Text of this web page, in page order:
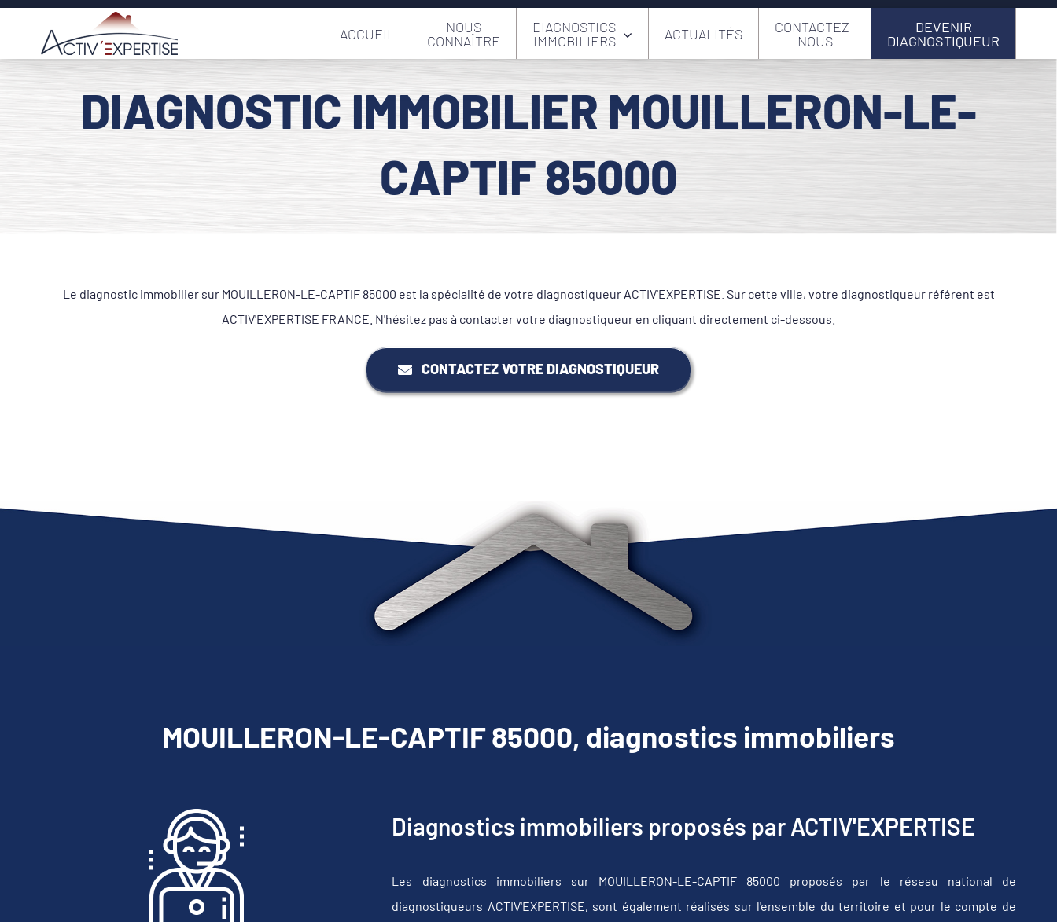
Passer
contenu
ACCUEIL
NOUS
CONNAÎTRE
DIAGNOSTICS
IMMOBILIERS
ACTUALITÉS
CONTACTEZ-
NOUS
DEVENIR
DIAGNOSTIQUEUR
DIAGNOSTIC IMMOBILIER MOUILLERON-LE-
CAPTIF 85000
Le diagnostic immobilier sur MOUILLERON-LE-CAPTIF 85000 est la spécialité de votre diagnostiqueur ACTIV'EXPERTISE. Sur cette ville, votre diagnostiqueur référent est
ACTIV'EXPERTISE FRANCE. N'hésitez pas à contacter votre diagnostiqueur en cliquant directement ci-dessous.
CONTACTEZ VOTRE DIAGNOSTIQUEUR
MOUILLERON-LE-CAPTIF 85000, diagnostics immobiliers
Diagnostics immobiliers proposés par ACTIV'EXPERTISE
Les diagnostics immobiliers sur MOUILLERON-LE-CAPTIF 85000 proposés par le réseau national de
diagnostiqueurs ACTIV'EXPERTISE, sont également réalisés sur l'ensemble du territoire et pour le compte de